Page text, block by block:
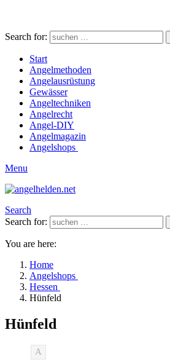
Search for:
Start
Angelmethoden
Angelausrüstung
Gewässer
Angeltechniken
Angelrecht
Angel-DIY
Angelmagazin
Angelshops
Menu
Search
Search for:
You are here:
Home
Angelshops
Hessen
Hünfeld
Hünfeld
A